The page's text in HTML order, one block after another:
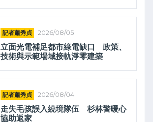
記者蕭秀貞 2026/08/05
立面光電補足都市綠電缺口 政策、
技術與示範場域接軌淨零建築
記者蕭秀貞 2026/08/04
走失毛孩誤入繞境隊伍 杉林警暖心
協助返家